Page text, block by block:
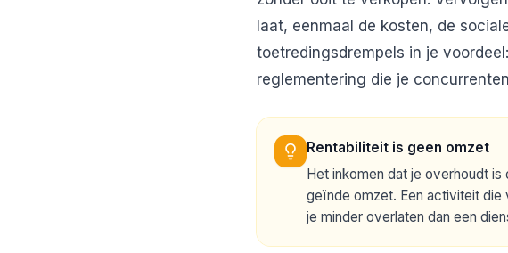
laat, eenmaal de kosten, de
toetredingsdrempels in je
reglementering die je
Rentabiliteit is geen omzet
Het inkomen dat je overhoudt
geïnde omzet. Een activiteit die
je minder overlaten dan een